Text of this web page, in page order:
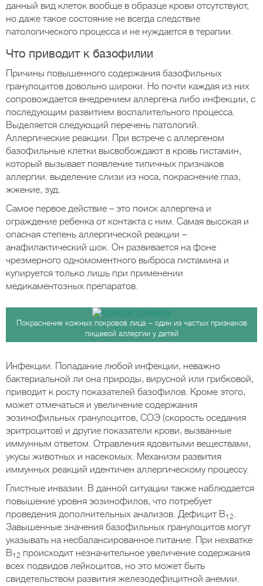
данный вид клеток вообще в образце крови отсутствуют,
но даже такое состояние не всегда следствие
патологического процесса и не нуждается в терапии.
Что приводит к базофилии
Причины повышенного содержания базофильных
гранулоцитов довольно широки. Но почти каждая из них
сопровождается внедрением аллергена либо инфекции, с
последующим развитием воспалительного процесса.
Выделяется следующий перечень патологий.
Аллергические реакции. При встрече с аллергеном
базофильные клетки высвобождают в кровь гистамин,
который вызывает появление типичных признаков
аллергии: выделение слизи из носа, покраснение глаз,
жжение, зуд.
Самое первое действие – это поиск аллергена и
ограждение ребенка от контакта с ним. Самая высокая и
опасная степень аллергической реакции –
анафилактический шок. Он развивается на фоне
чрезмерного одномоментного выброса гистамина и
купируется только лишь при применении
медикаментозных препаратов.
Покраснение кожных покровов лица – один из частых признаков
пищевой аллергии у детей
Инфекции. Попадание любой инфекции, неважно
бактериальной ли она природы, вирусной или грибковой,
приводит к росту показателей базофилов. Кроме этого,
может отмечаться и увеличение содержания
эозинофильных гранулоцитов, СОЭ (скорость оседания
эритроцитов) и другие показатели крови, вызванные
иммунным ответом. Отравления ядовитыми веществами,
укусы животных и насекомых. Механизм развития
иммунных реакций идентичен аллергическому процессу.
Глистные инвазии. В данной ситуации также наблюдается
повышение уровня эозинофилов, что потребует
проведения дополнительных анализов. Дефицит В12.
Завышенные значения базофильных гранулоцитов могут
указывать на несбалансированное питание. При нехватке
В12 происходит незначительное увеличение содержания
всех подвидов лейкоцитов, но это может быть
свидетельством развития железодефицитной анемии.